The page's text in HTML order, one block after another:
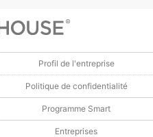
Profil de l'entreprise
Politique de confidentialité
Programme Smart
Entreprises